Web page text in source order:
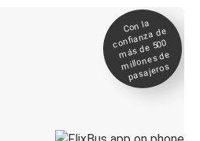
Con la
confianza de
más de 500
millones de
pasajeros